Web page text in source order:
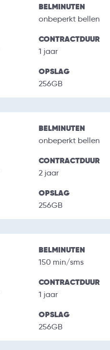
BELMINUTEN
onbeperkt bellen
CONTRACTDUUR
1 jaar
OPSLAG
256GB
BELMINUTEN
onbeperkt bellen
CONTRACTDUUR
2 jaar
OPSLAG
256GB
BELMINUTEN
150 min/sms
CONTRACTDUUR
1 jaar
OPSLAG
256GB